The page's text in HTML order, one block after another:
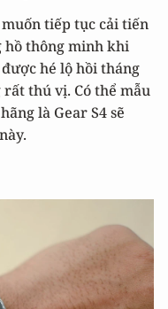
tiếp tục cải tiến
hồ thông minh khi
hé lộ hồi tháng
thú vị. Có thể mẫu
là Gear S4 sẽ